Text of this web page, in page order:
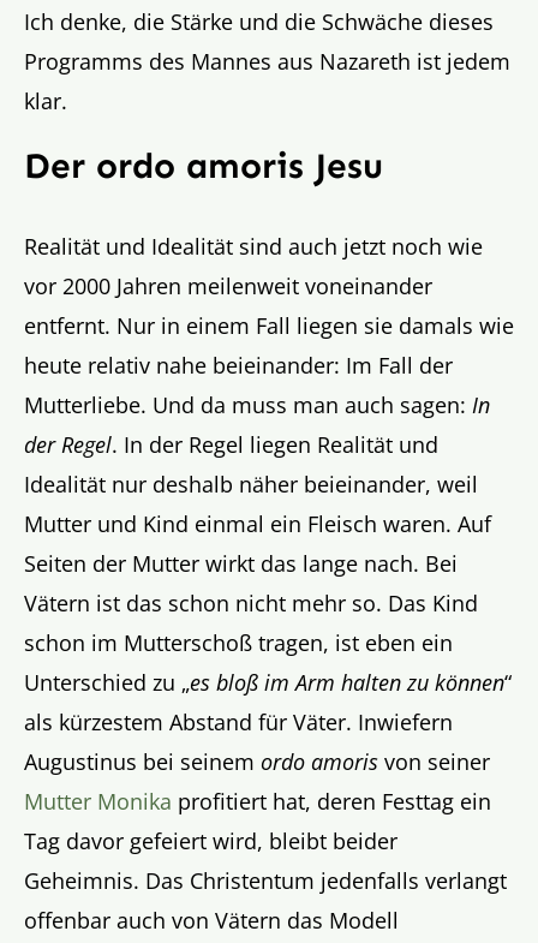
Ich denke, die Stärke und die Schwäche dieses
Programms des Mannes aus Nazareth ist jedem
klar.
Der ordo amoris Jesu
Realität und Idealität sind auch jetzt noch wie
vor 2000 Jahren meilenweit voneinander
entfernt. Nur in einem Fall liegen sie damals wie
heute relativ nahe beieinander: Im Fall der
Mutterliebe. Und da muss man auch sagen: In
der Regel. In der Regel liegen Realität und
Idealität nur deshalb näher beieinander, weil
Mutter und Kind einmal ein Fleisch waren. Auf
Seiten der Mutter wirkt das lange nach. Bei
Vätern ist das schon nicht mehr so. Das Kind
schon im Mutterschoß tragen, ist eben ein
Unterschied zu „es bloß im Arm halten zu können“
als kürzestem Abstand für Väter. Inwiefern
Augustinus bei seinem ordo amoris von seiner
Mutter Monika profitiert hat, deren Festtag ein
Tag davor gefeiert wird, bleibt beider
Geheimnis. Das Christentum jedenfalls verlangt
offenbar auch von Vätern das Modell